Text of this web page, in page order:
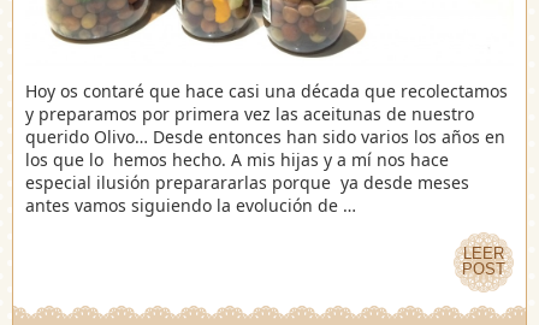
Hoy os contaré que hace casi una década que recolectamos
y preparamos por primera vez las aceitunas de nuestro
querido Olivo… Desde entonces han sido varios los años en
los que lo hemos hecho. A mis hijas y a mí nos hace
especial ilusión preparararlas porque ya desde meses
antes vamos siguiendo la evolución de …
LEER
POST
LEER
POST